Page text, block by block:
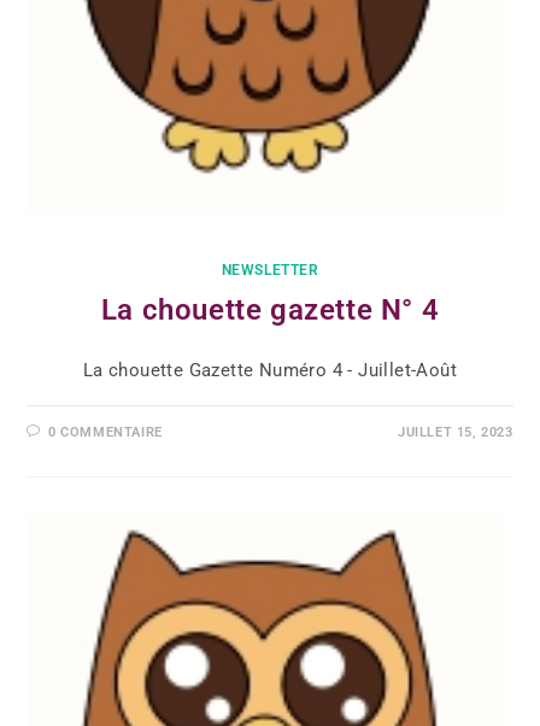
NEWSLETTER
La chouette gazette N° 4
La chouette Gazette Numéro 4 - Juillet-Août
0 COMMENTAIRE JUILLET 15, 2023